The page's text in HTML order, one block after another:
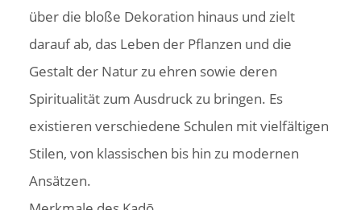
über die bloße Dekoration hinaus und zielt
darauf ab, das Leben der Pflanzen und die
Gestalt der Natur zu ehren sowie deren
Spiritualität zum Ausdruck zu bringen. Es
existieren verschiedene Schulen mit vielfältigen
Stilen, von klassischen bis hin zu modernen
Ansätzen.